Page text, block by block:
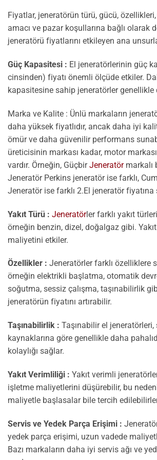
Fiyatlar, jeneratörün türü, gücü, özellikleri,
amacı ve pazar koşullarına bağlı olarak
jeneratörü fiyatlarını etkileyen ana
Güç Kapasitesi : El jeneratörlerinin güç
cinsinden) fiyatı önemli ölçüde etkiler.
kapasitesine sahip jeneratörler genellikle
Marka ve Kalite : Ünlü markaların
daha yüksek fiyatlıdır, ancak daha iyi
ömür ve daha güvenilir performans
üreticisinin markası kadar, motor
vardır. Örneğin, GüçbirJeneratörmarkalı
Jeneratör Perkins jeneratör ise farklı,
Jeneratör ise farklı 2.El jeneratör fiyatına
Yakıt Türü : Jeneratörler farklı yakıt
örneğin benzin, dizel, doğalgaz gibi.
maliyetini etkiler.
Özellikler : Jeneratörler farklı özelliklere
örneğin elektrikli başlatma, otomatik
soğutma, sessiz çalışma, taşınabilirlik
jeneratörün fiyatını artırabilir.
Taşınabilirlik : Taşınabilir el
kaynaklarına göre genellikle daha
kolaylığı sağlar.
Yakıt Verimliliği : Yakıt verimli
işletme maliyetlerini düşürebilir, bu
maliyetle başlasalar bile tercih
Servis ve Yedek Parça Erişimi :
yedek parça erişimi, uzun vadede
Bazı markaların daha iyi servis ağı ve